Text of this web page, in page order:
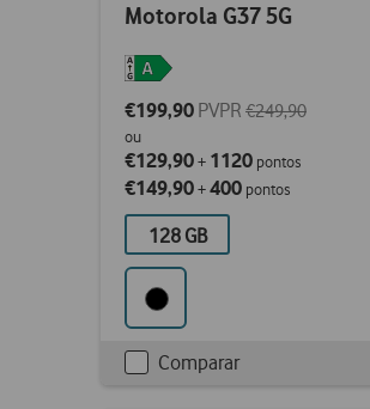
Motorola G37 5G
€199,90 PVPR €249,90
ou
€129,90+ 1120 pontos
€149,90+400 pontos
128 GB
Checkbox
Comparar